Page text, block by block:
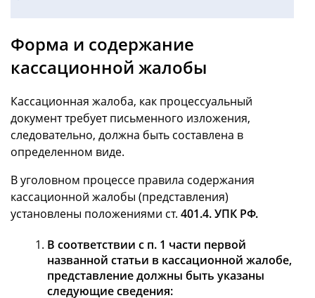
Форма и содержание
кассационной жалобы
Кассационная жалоба, как процессуальный
документ требует письменного изложения,
следовательно, должна быть составлена в
определенном виде.
В уголовном процессе правила содержания
кассационной жалобы (представления)
установлены положениями ст. 401.4. УПК РФ.
В соответствии с п. 1 части первой
названной статьи в кассационной жалобе,
представление должны быть указаны
следующие сведения: